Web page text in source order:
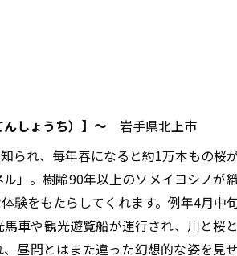
しょうち）】～ 岩手県北上市
られ、毎年春になると約1万本もの桜
」。樹齢90年以上のソメイヨシノが
験をもたらしてくれます。例年4月中
車や観光遊覧船が運行され、川と桜
昼間とはまた違った幻想的な姿を見